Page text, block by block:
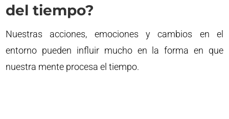
del tiempo?
Nuestras acciones, emociones y cambios en el
entorno pueden influir mucho en la forma en que
nuestra mente procesa el tiempo.